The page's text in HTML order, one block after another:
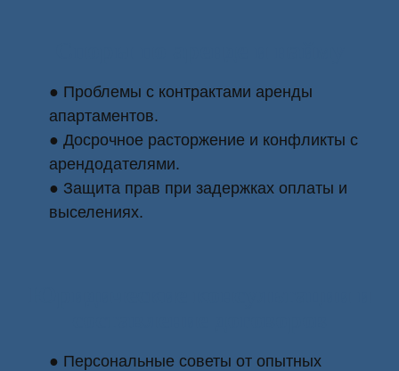
● Проблемы с контрактами аренды
апартаментов.
● Досрочное расторжение и конфликты с
арендодателями.
● Защита прав при задержках оплаты и
выселениях.
● Персональные советы от опытных